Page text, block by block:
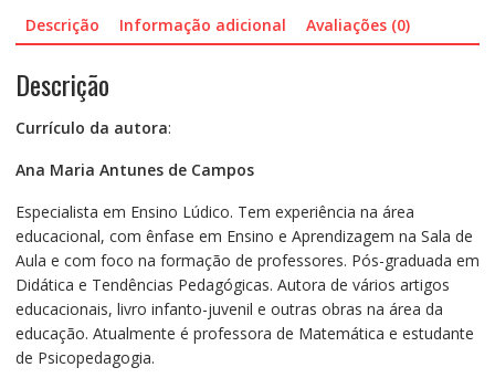
quantidade
Descrição Informação adicional Avaliações (0)
Descrição
Currículo da autora:
Ana Maria Antunes de Campos
Especialista em Ensino Lúdico. Tem experiência na área
educacional, com ênfase em Ensino e Aprendizagem na Sala de
Aula e com foco na formação de professores. Pós-graduada em
Didática e Tendências Pedagógicas. Autora de vários artigos
educacionais, livro infanto-juvenil e outras obras na área da
educação. Atualmente é professora de Matemática e estudante
de Psicopedagogia.